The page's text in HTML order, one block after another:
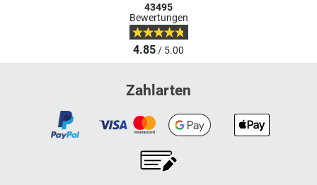
43495
Bewertungen
4.85/ 5.00
Zahlarten